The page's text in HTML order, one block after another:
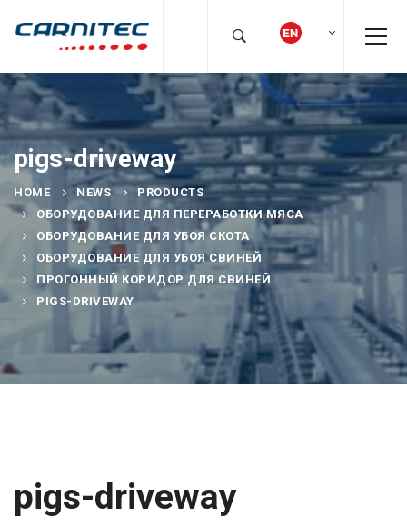
pigs-driveway
HOME NEWS
PRODUCTS
ОБОРУДОВАНИЕ ДЛЯ ПЕРЕРАБОТКИ МЯСА
ОБОРУДОВАНИЕ ДЛЯ УБОЯ СКОТА
ОБОРУДОВАНИЕ ДЛЯ УБОЯ СВИНЕЙ
ПРОГОННЫЙ КОРИДОР ДЛЯ СВИНЕЙ
PIGS-DRIVEWAY
pigs-driveway